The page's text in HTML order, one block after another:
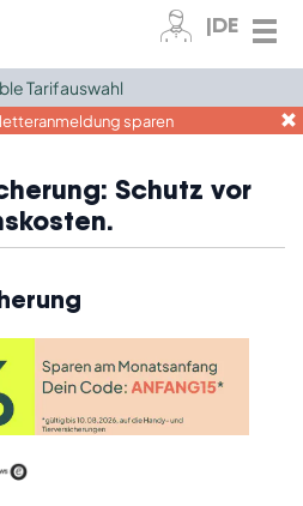
|DE
Tarifauswahl
sparen
Schutz vor